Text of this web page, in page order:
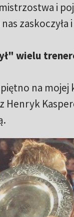
i
wielu
na mojej